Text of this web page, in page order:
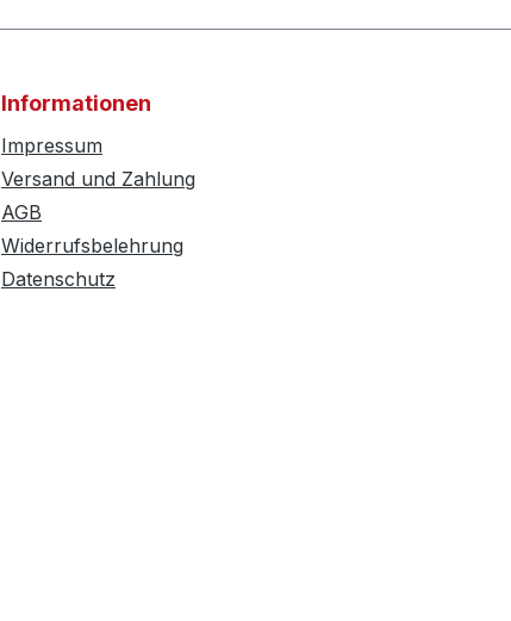
Informationen
Impressum
Versand und Zahlung
AGB
Widerrufsbelehrung
Datenschutz